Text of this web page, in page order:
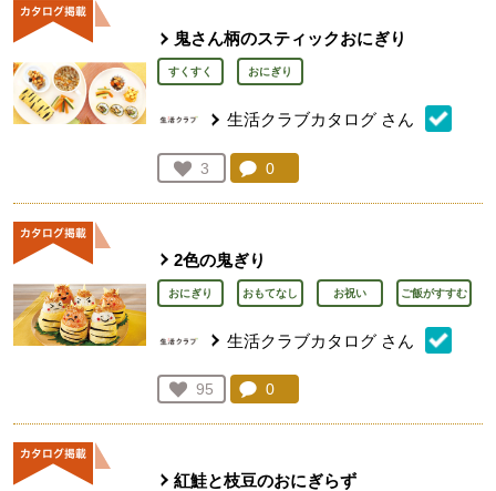
鬼さん柄のスティックおにぎり
すくすく おにぎり
生活クラブカタログ さん
お気に入り登録：
3
人が登録
コメント：
0
2色の鬼ぎり
おにぎり おもてなし お祝い ご飯がすすむ
生活クラブカタログ さん
お気に入り登録：
95
人が登録
コメント：
0
紅鮭と枝豆のおにぎらず